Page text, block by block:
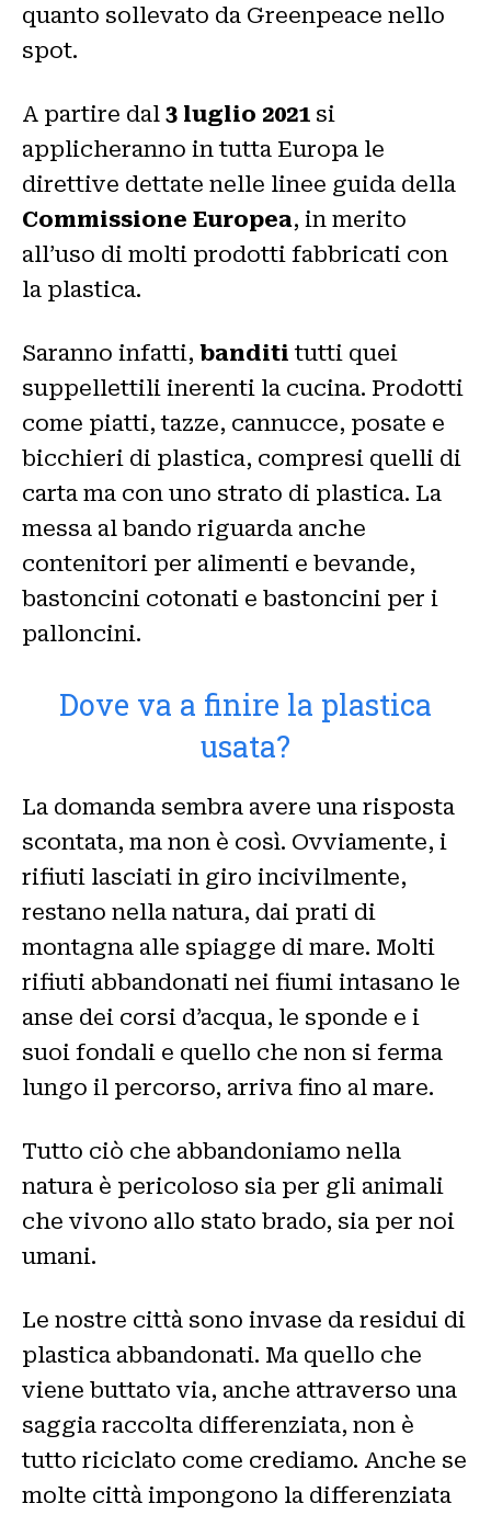
quanto sollevato da Greenpeace nello
spot.
A partire dal 3 luglio 2021 si
applicheranno in tutta Europa le
direttive dettate nelle linee guida della
Commissione Europea, in merito
all’uso di molti prodotti fabbricati con
la plastica.
Saranno infatti, banditi tutti quei
suppellettili inerenti la cucina. Prodotti
come piatti, tazze, cannucce, posate e
bicchieri di plastica, compresi quelli di
carta ma con uno strato di plastica. La
messa al bando riguarda anche
contenitori per alimenti e bevande,
bastoncini cotonati e bastoncini per i
palloncini.
Dove va a finire la plastica
usata?
La domanda sembra avere una risposta
scontata, ma non è così. Ovviamente, i
rifiuti lasciati in giro incivilmente,
restano nella natura, dai prati di
montagna alle spiagge di mare. Molti
rifiuti abbandonati nei fiumi intasano le
anse dei corsi d’acqua, le sponde e i
suoi fondali e quello che non si ferma
lungo il percorso, arriva fino al mare.
Tutto ciò che abbandoniamo nella
natura è pericoloso sia per gli animali
che vivono allo stato brado, sia per noi
umani.
Le nostre città sono invase da residui di
plastica abbandonati. Ma quello che
viene buttato via, anche attraverso una
saggia raccolta differenziata, non è
tutto riciclato come crediamo. Anche se
molte città impongono la differenziata